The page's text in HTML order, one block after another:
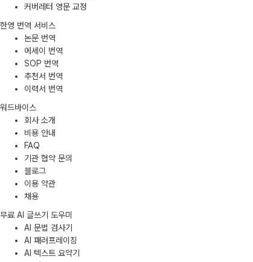
커버레터 영문 교정
한영 번역 서비스
논문 번역
에세이 번역
SOP 번역
추천서 번역
이력서 번역
워드바이스
회사 소개
비용 안내
FAQ
기관 협약 문의
블로그
이용 약관
채용
무료 AI 글쓰기 도우미
AI 문법 검사기
AI 패러프레이징
AI 텍스트 요약기